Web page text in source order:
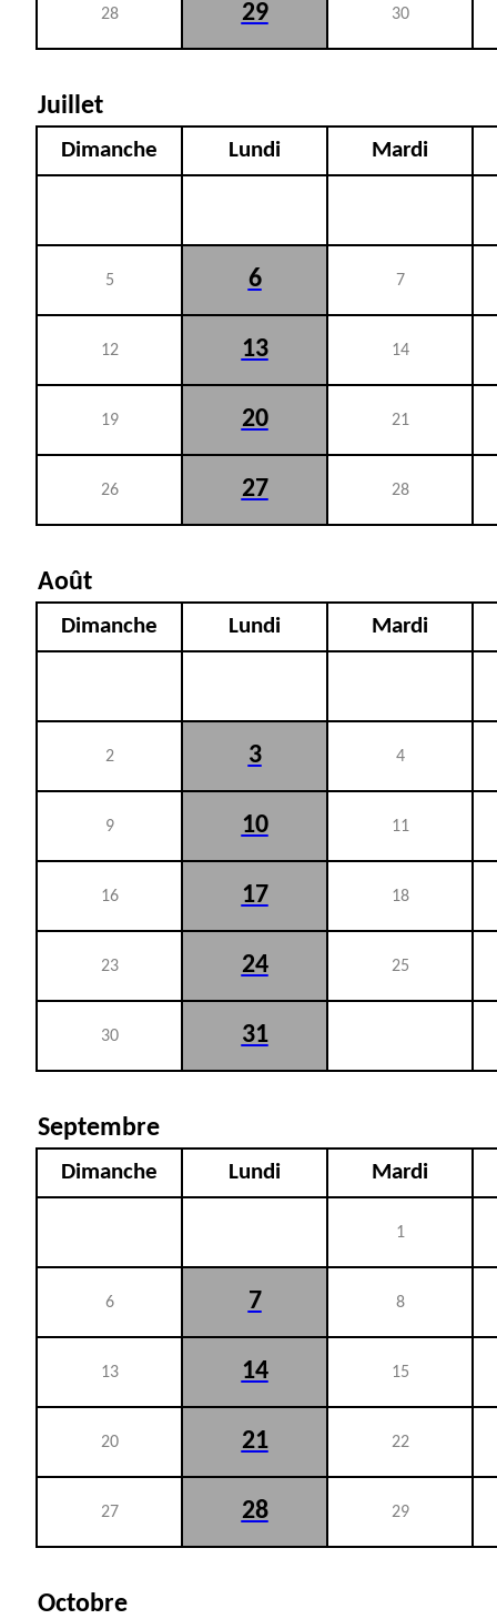
28 29 30
Juillet
Dimanche Lundi Mardi
5 6 7
12 13 14
19 20 21
26 27 28
Août
Dimanche Lundi Mardi
2 3 4
9 10 11
16 17 18
23 24 25
30 31
Septembre
Dimanche Lundi Mardi
1
6 7 8
13 14 15
20 21 22
27 28 29
Octobre